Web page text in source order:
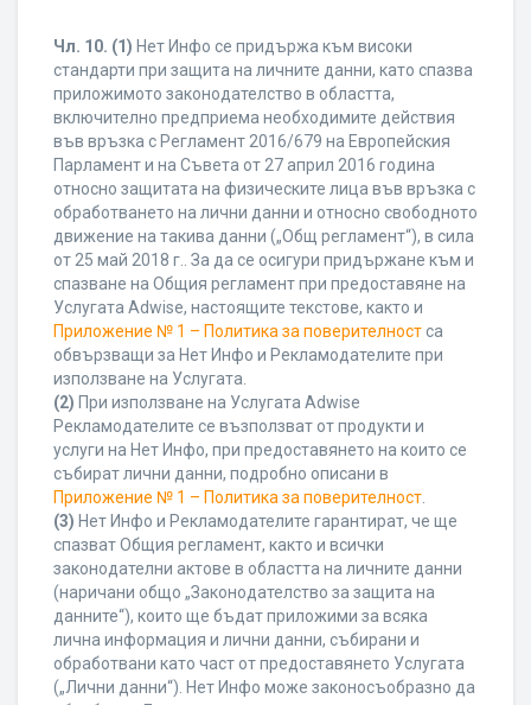
Чл. 10. (1) Нет Инфо се придържа към високи
стандарти при защита на личните данни, като спазва
приложимото законодателство в областта,
включително предприема необходимите действия
във връзка с Регламент 2016/679 на Европейския
Парламент и на Съвета от 27 април 2016 година
относно защитата на физическите лица във връзка с
обработването на лични данни и относно свободното
движение на такива данни („Общ регламент“), в сила
от 25 май 2018 г.. За да се осигури придържане към и
спазване на Общия регламент при предоставяне на
Услугата Adwise, настоящите текстове, както и
Приложение № 1 – Политика за поверителностса
обвързващи за Нет Инфо и Рекламодателите при
използване на Услугата.
(2) При използване на Услугата Adwise
Рекламодателите се възползват от продукти и
услуги на Нет Инфо, при предоставянето на които се
събират лични данни, подробно описани в
Приложение № 1 – Политика за поверителност
(3) Нет Инфо и Рекламодателите гарантират, че ще
спазват Общия регламент, както и всички
законодателни актове в областта на личните данни
(наричани общо „Законодателство за защита на
данните“), които ще бъдат приложими за всяка
лична информация и лични данни, събирани и
обработвани като част от предоставянето Услугата
(„Лични данни“). Нет Инфо може законосъобразно да